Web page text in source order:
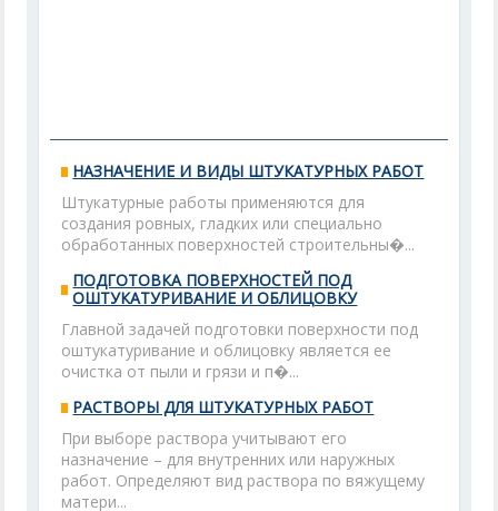
НАЗНАЧЕНИЕ И ВИДЫ ШТУКАТУРНЫХ РАБОТ
Штукатурные работы применяются для
создания ровных, гладких или специально
обработанных поверхностей строительны�...
ПОДГОТОВКА ПОВЕРХНОСТЕЙ ПОД
ОШТУКАТУРИВАНИЕ И ОБЛИЦОВКУ
Главной задачей подготовки поверхности под
оштукатуривание и облицовку является ее
очистка от пыли и грязи и п�...
РАСТВОРЫ ДЛЯ ШТУКАТУРНЫХ РАБОТ
При выборе раствора учитывают его
назначение – для внутренних или наружных
работ. Определяют вид раствора по вяжущему
матери...